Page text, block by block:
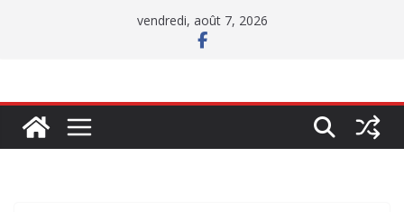
vendredi, août 7, 2026